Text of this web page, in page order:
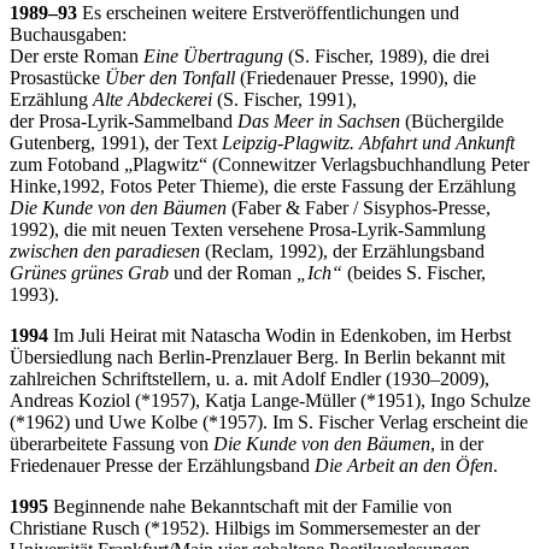
1989–93 Es erscheinen weitere Erstveröffentlichungen und
Buchausgaben:
Der erste Roman Eine Übertragung (S. Fischer, 1989), die drei
Prosastücke Über den Tonfall (Friedenauer Presse, 1990), die
Erzählung Alte Abdeckerei (S. Fischer, 1991),
der Prosa-Lyrik-Sammelband Das Meer in Sachsen (Büchergilde
Gutenberg, 1991), der Text Leipzig-Plagwitz. Abfahrt und Ankunft
zum Fotoband „Plagwitz“ (Connewitzer Verlagsbuchhandlung Peter
Hinke,1992, Fotos Peter Thieme), die erste Fassung der Erzählung
Die Kunde von den Bäumen (Faber & Faber / Sisyphos-Presse,
1992), die mit neuen Texten versehene Prosa-Lyrik-Sammlung
zwischen den paradiesen (Reclam, 1992), der Erzählungsband
Grünes grünes Grab und der Roman „Ich“ (beides S. Fischer,
1993).
1994 Im Juli Heirat mit Natascha Wodin in Edenkoben, im Herbst
Übersiedlung nach Berlin-Prenzlauer Berg. In Berlin bekannt mit
zahlreichen Schriftstellern, u. a. mit Adolf Endler (1930–2009),
Andreas Koziol (*1957), Katja Lange-Müller (*1951), Ingo Schulze
(*1962) und Uwe Kolbe (*1957). Im S. Fischer Verlag erscheint die
überarbeitete Fassung von Die Kunde von den Bäumen, in der
Friedenauer Presse der Erzählungsband Die Arbeit an den Öfen.
1995 Beginnende nahe Bekanntschaft mit der Familie von
Christiane Rusch (*1952). Hilbigs im Sommersemester an der